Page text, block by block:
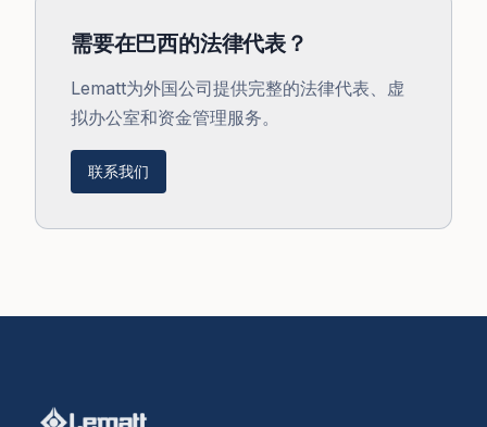
需要在巴西的法律代表？
Lematt为外国公司提供完整的法律代表、虚
拟办公室和资金管理服务。
联系我们